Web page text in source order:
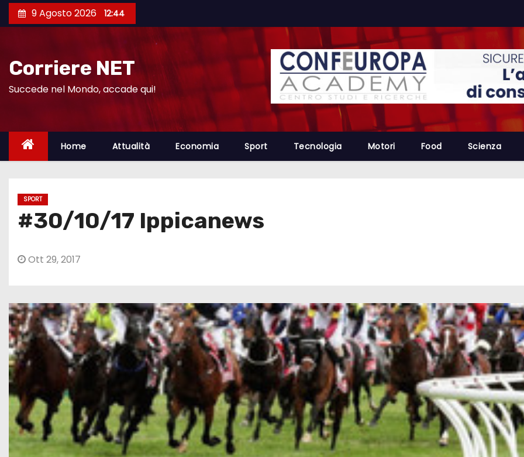
a
9 Agosto 2026 12:44
Corriere NET
Succede nel Mondo, accade qui!
Home Attualità Economia Sport Tecnologia Motori Food Scienza
SPORT
#30/10/17 Ippicanews
Ott 29, 2017